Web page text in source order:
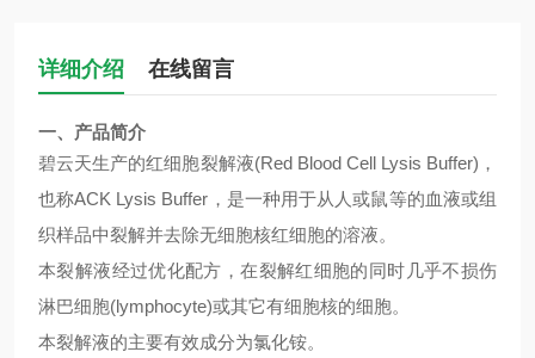
详细介绍 在线留言
一、产品简介
碧云天生产的红细胞裂解液(Red Blood Cell Lysis Buffer) ，
也称ACK Lysis Buffer ，是一种用于从人或鼠等的血液或组
织样品中裂解并去除无细胞核红细胞的溶液。
本裂解液经过优化配方，在裂解红细胞的同时几乎不损伤
淋巴细胞(lymphocyte)或其它有细胞核的细胞。
本裂解液的主要有效成分为氯化铵。